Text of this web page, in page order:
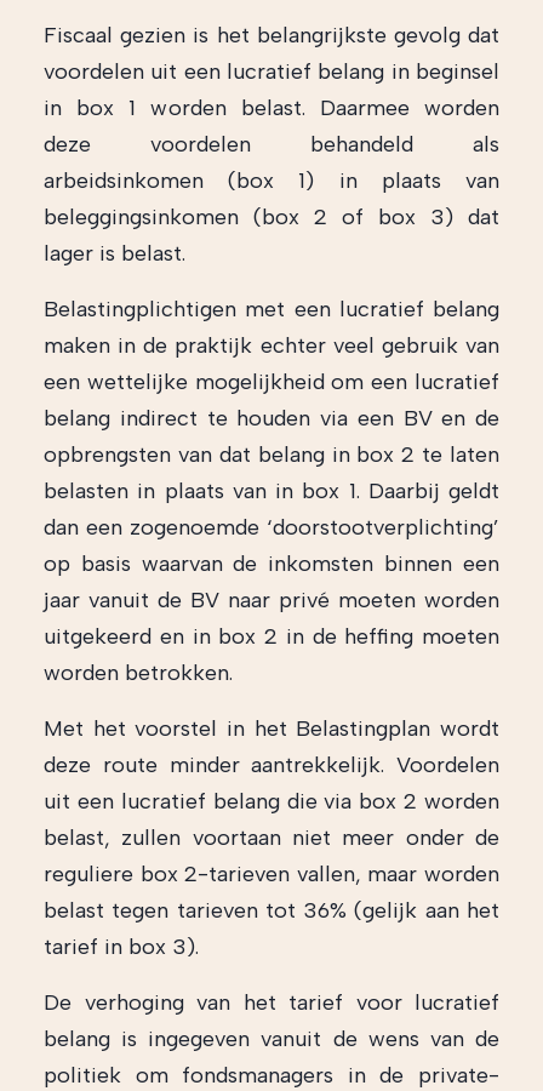
Fiscaal gezien is het belangrijkste gevolg dat
voordelen uit een lucratief belang in beginsel
in box 1 worden belast. Daarmee worden
deze voordelen behandeld als
arbeidsinkomen (box 1) in plaats van
beleggingsinkomen (box 2 of box 3) dat
lager is belast.
Belastingplichtigen met een lucratief belang
maken in de praktijk echter veel gebruik van
een wettelijke mogelijkheid om een lucratief
belang indirect te houden via een BV en de
opbrengsten van dat belang in box 2 te laten
belasten in plaats van in box 1. Daarbij geldt
dan een zogenoemde ‘doorstootverplichting’
op basis waarvan de inkomsten binnen een
jaar vanuit de BV naar privé moeten worden
uitgekeerd en in box 2 in de heffing moeten
worden betrokken.
Met het voorstel in het Belastingplan wordt
deze route minder aantrekkelijk. Voordelen
uit een lucratief belang die via box 2 worden
belast, zullen voortaan niet meer onder de
reguliere box 2-tarieven vallen, maar worden
belast tegen tarieven tot 36% (gelijk aan het
tarief in box 3).
De verhoging van het tarief voor lucratief
belang is ingegeven vanuit de wens van de
politiek om fondsmanagers in de private-